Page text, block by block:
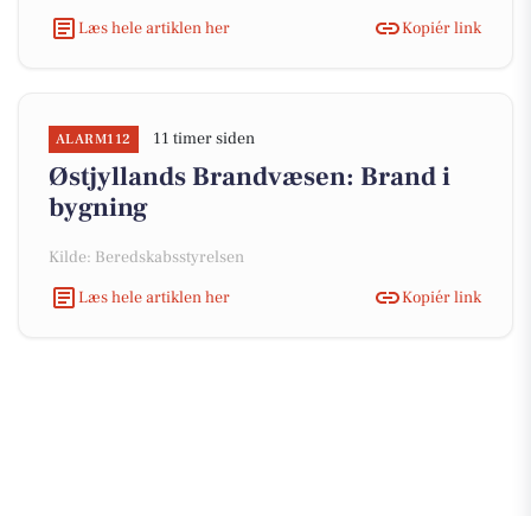
Læs hele artiklen her
Kopiér link
ALARM112 11 timer siden
Østjyllands Brandvæsen: Brand i
bygning
Kilde: Beredskabsstyrelsen
Læs hele artiklen her
Kopiér link